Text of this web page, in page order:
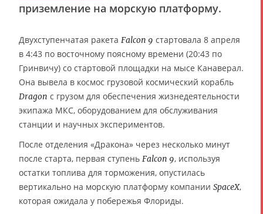
приземление на морскую платформу.
Двухступенчатая ракета Falcon 9 стартовала 8 апреля
в 4:43 по восточному поясному времени (20:43 по
Гринвичу) со стартовой площадки на мысе Канаверал.
Она вывела в космос грузовой космический корабль
Dragon с грузом для обеспечения жизнедеятельности
экипажа МКС, оборудованием для обслуживания
станции и научных экспериментов.
После отделения «Дракона» через несколько минут
после старта, первая ступень Falcon 9, используя
остатки топлива для торможения, опустилась
вертикально на морскую платформу компании SpaceX,
которая ожидала у побережья Флориды.